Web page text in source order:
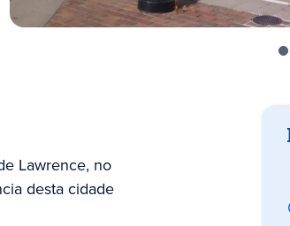
Lawrence, no
desta cidade